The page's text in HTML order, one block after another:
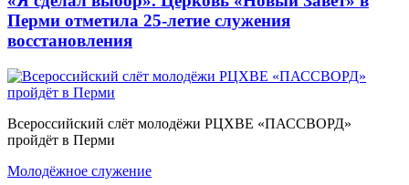
Перми отметила 25-летие служения
восстановления
Всероссийский слёт молодёжи РЦХВЕ «ПАССВОРД»
пройдёт в Перми
Молодёжное служение